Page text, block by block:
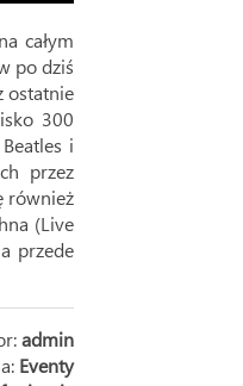
całym
po dziś
ostatnie
300
i
przez
również
(Live
przede
admin
Eventy